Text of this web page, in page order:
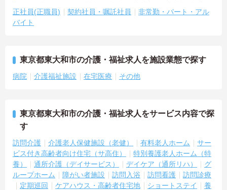
正社員(正職員) 契約社員・嘱託社員
非常勤・パート・アル
バイト
東京都東大和市の介護・福祉求人を施設業態で探す
病院 介護福祉施設 在宅医療 その他
東京都東大和市の介護・福祉求人をサービス内容で探
す
訪問介護 介護老人保健施設（老健） 有料老人ホーム
サー
ビス付き高齢者向け住宅（サ高住）
特別養護老人ホーム（特
養）
通所介護（デイサービス） デイケア（通所リハ）
グ
ループホーム
障がい者施設 訪問入浴 訪問看護
訪問診療
定期巡回
ケアハウス・高齢者住宅地 ショートステイ
養